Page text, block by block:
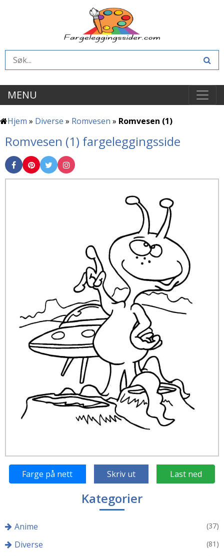
MENU
Hjem » Diverse » Romvesen » Romvesen (1)
Romvesen (1) fargeleggingsside
Farge på nett Skriv ut Last ned
Kategorier
Anime (37)
Diverse (81)